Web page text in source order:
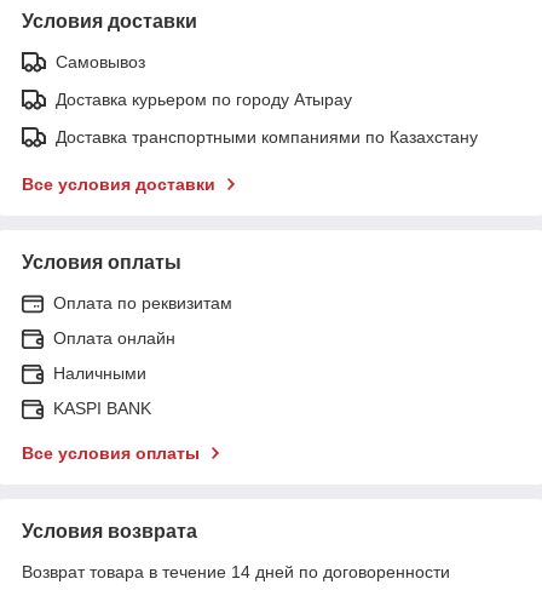
Условия доставки
Самовывоз
Доставка курьером по городу Атырау
Доставка транспортными компаниями по Казахстану
Все условия доставки
Условия оплаты
Оплата по реквизитам
Оплата онлайн
Наличными
KASPI BANK
Все условия оплаты
Условия возврата
Возврат товара в течение 14 дней по договоренности